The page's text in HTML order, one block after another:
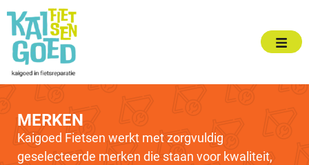
MERKEN
Kaigoed Fietsen werkt met zorgvuldig
geselecteerde merken die staan voor kwaliteit,